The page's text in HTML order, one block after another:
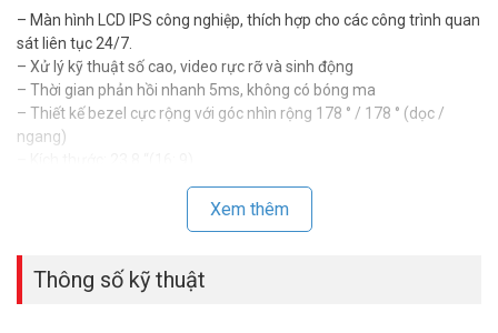
– Màn hình LCD IPS công nghiệp, thích hợp cho các công trình quan
sát liên tục 24/7.
– Xử lý kỹ thuật số cao, video rực rỡ và sinh động
– Thời gian phản hồi nhanh 5ms, không có bóng ma
– Thiết kế bezel cực rộng với góc nhìn rộng 178 ° / 178 ° (dọc /
ngang)
– Độ phân giải: 1920 x 1080
– Độ sáng / Độ sáng (Chuẩn): 230 cd / ㎡
– Tương phản: 1000: 1
– Thời gian đáp ứng: 5ms
Xem thêm
Thông số kỹ thuật